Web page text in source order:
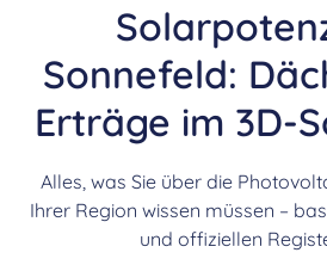
Sonnefeld:
Erträge im 3D-
Alles, was Sie über die
Ihrer Region wissen müssen –
und offiziellen